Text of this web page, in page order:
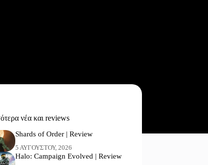
νέα και reviews
Shards of Order | Review
5 ΑΥΓΟΎΣΤΟΥ, 2026
Halo: Campaign Evolved | Review